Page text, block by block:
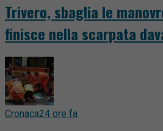
Trivero, sbaglia le
finisce nella scarpata
Cronaca24 ore fa